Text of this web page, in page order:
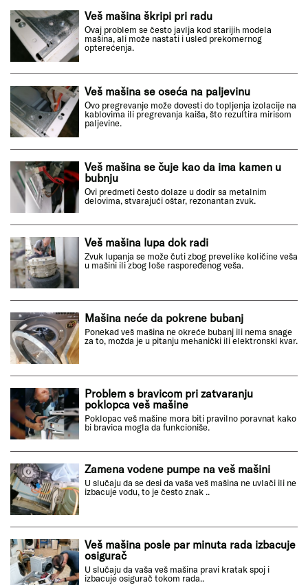
Veš mašina škripi pri radu
Ovaj problem se često javlja kod starijih modela
mašina, ali može nastati i usled prekomernog
opterećenja.
Veš mašina se oseća na paljevinu
Ovo pregrevanje može dovesti do topljenja izolacije na
kablovima ili pregrevanja kaiša, što rezultira mirisom
paljevine.
Veš mašina se čuje kao da ima kamen u
bubnju
Ovi predmeti često dolaze u dodir sa metalnim
delovima, stvarajući oštar, rezonantan zvuk.
Veš mašina lupa dok radi
Zvuk lupanja se može čuti zbog prevelike količine veša
u mašini ili zbog loše raspoređenog veša.
Mašina neće da pokrene bubanj
Ponekad veš mašina ne okreće bubanj ili nema snage
za to, možda je u pitanju mehanički ili elektronski kvar.
Problem s bravicom pri zatvaranju
poklopca veš mašine
Poklopac veš mašine mora biti pravilno poravnat kako
bi bravica mogla da funkcioniše.
Zamena vodene pumpe na veš mašini
U slučaju da se desi da vaša veš mašina ne uvlači ili ne
izbacuje vodu, to je često znak ..
Veš mašina posle par minuta rada izbacuje
osigurač
U slučaju da vaša veš mašina pravi kratak spoj i
izbacuje osigurač tokom rada..